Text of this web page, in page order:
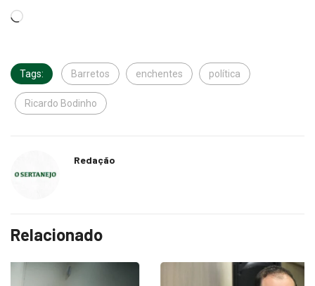
Tags: Barretos enchentes política
Ricardo Bodinho
Redação
Relacionado